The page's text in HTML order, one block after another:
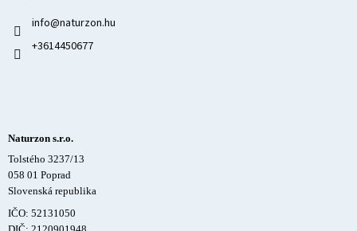
info@naturzon.hu
+3614450677
Naturzon s.r.o.
Tolstého 3237/13
058 01 Poprad
Slovenská republika
IČO: 52131050